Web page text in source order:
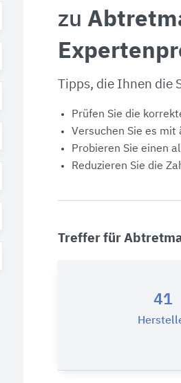
zu
Tipps, die Ihnen die
Prüfen Sie die
Versuchen Sie es mit
Probieren Sie einen
Reduzieren Sie die
Treffer für
41